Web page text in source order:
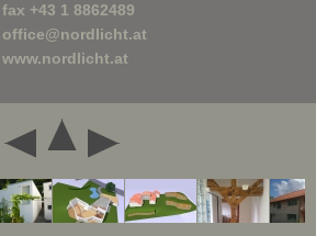
fax +43 1 8862489
office@nordlicht.at
www.nordlicht.at